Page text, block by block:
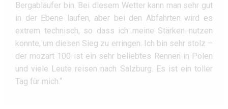
Bergabläufer bin. Bei diesem Wetter kann man sehr gut
in der Ebene laufen, aber bei den Abfahrten wird es
extrem technisch, so dass ich meine Stärken nutzen
konnte, um diesen Sieg zu erringen. Ich bin sehr stolz –
der mozart 100 ist ein sehr beliebtes Rennen in Polen
und viele Leute reisen nach Salzburg. Es ist ein toller
Tag für mich.“